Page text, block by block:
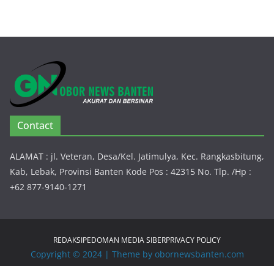
Contact
ALAMAT : jl. Veteran, Desa/Kel. Jatimulya, Kec. Rangkasbitung,
Kab, Lebak, Provinsi Banten Kode Pos : 42315 No. Tlp. /Hp :
+62 877-9140-1271
REDAKSIPEDOMAN MEDIA SIBERPRIVACY POLICY
Copyright © 2024 | Theme by obornewsbanten.com